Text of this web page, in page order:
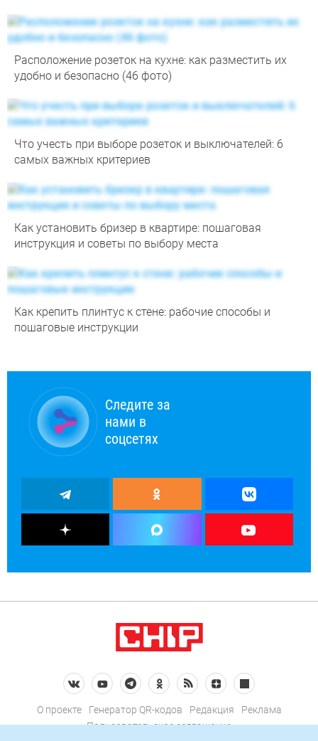
Расположение розеток на кухне: как разместить их
удобно и безопасно (46 фото)
Что учесть при выборе розеток и выключателей: 6
самых важных критериев
Как установить бризер в квартире: пошаговая
инструкция и советы по выбору места
Как крепить плинтус к стене: рабочие способы и
пошаговые инструкции
Следите за
нами в
соцсетях
О проекте Генератор QR-кодов Редакция
Реклама
Пользовательское соглашение